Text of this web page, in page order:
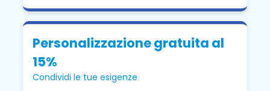
Personalizzazione gratuita al
15%
Condividi le tue esigenze